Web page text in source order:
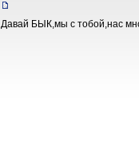
Давай БЫК,мы с тобой,нас